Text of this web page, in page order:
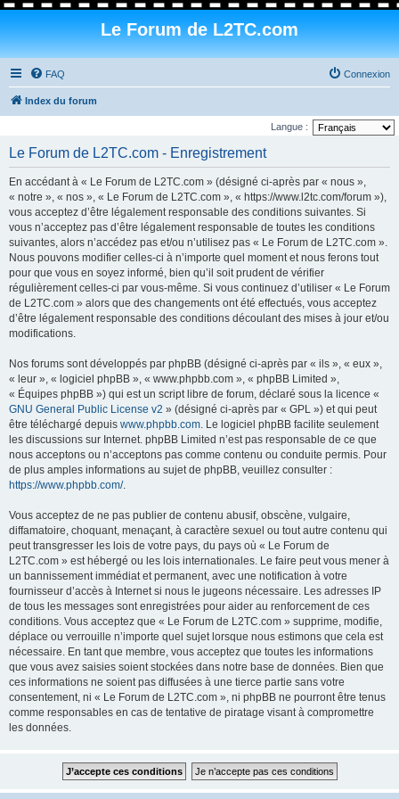
Le Forum de L2TC.com
FAQ Connexion
Index du forum
Langue :
Le Forum de L2TC.com - Enregistrement
En accédant à « Le Forum de L2TC.com » (désigné ci-après par « nous »,
« notre », « nos », « Le Forum de L2TC.com », « https://www.l2tc.com/forum »),
vous acceptez d’être légalement responsable des conditions suivantes. Si
vous n’acceptez pas d’être légalement responsable de toutes les conditions
suivantes, alors n’accédez pas et/ou n’utilisez pas « Le Forum de L2TC.com ».
Nous pouvons modifier celles-ci à n’importe quel moment et nous ferons tout
pour que vous en soyez informé, bien qu’il soit prudent de vérifier
régulièrement celles-ci par vous-même. Si vous continuez d’utiliser « Le Forum
de L2TC.com » alors que des changements ont été effectués, vous acceptez
d’être légalement responsable des conditions découlant des mises à jour et/ou
modifications.
Nos forums sont développés par phpBB (désigné ci-après par « ils », « eux »,
« leur », « logiciel phpBB », « www.phpbb.com », « phpBB Limited »,
« Équipes phpBB ») qui est un script libre de forum, déclaré sous la licence «
GNU General Public License v2 » (désigné ci-après par « GPL ») et qui peut
être téléchargé depuis www.phpbb.com. Le logiciel phpBB facilite seulement
les discussions sur Internet. phpBB Limited n’est pas responsable de ce que
nous acceptons ou n’acceptons pas comme contenu ou conduite permis. Pour
de plus amples informations au sujet de phpBB, veuillez consulter :
https://www.phpbb.com/.
Vous acceptez de ne pas publier de contenu abusif, obscène, vulgaire,
diffamatoire, choquant, menaçant, à caractère sexuel ou tout autre contenu qui
peut transgresser les lois de votre pays, du pays où « Le Forum de
L2TC.com » est hébergé ou les lois internationales. Le faire peut vous mener à
un bannissement immédiat et permanent, avec une notification à votre
fournisseur d’accès à Internet si nous le jugeons nécessaire. Les adresses IP
de tous les messages sont enregistrées pour aider au renforcement de ces
conditions. Vous acceptez que « Le Forum de L2TC.com » supprime, modifie,
déplace ou verrouille n’importe quel sujet lorsque nous estimons que cela est
nécessaire. En tant que membre, vous acceptez que toutes les informations
que vous avez saisies soient stockées dans notre base de données. Bien que
ces informations ne soient pas diffusées à une tierce partie sans votre
consentement, ni « Le Forum de L2TC.com », ni phpBB ne pourront être tenus
comme responsables en cas de tentative de piratage visant à compromettre
les données.